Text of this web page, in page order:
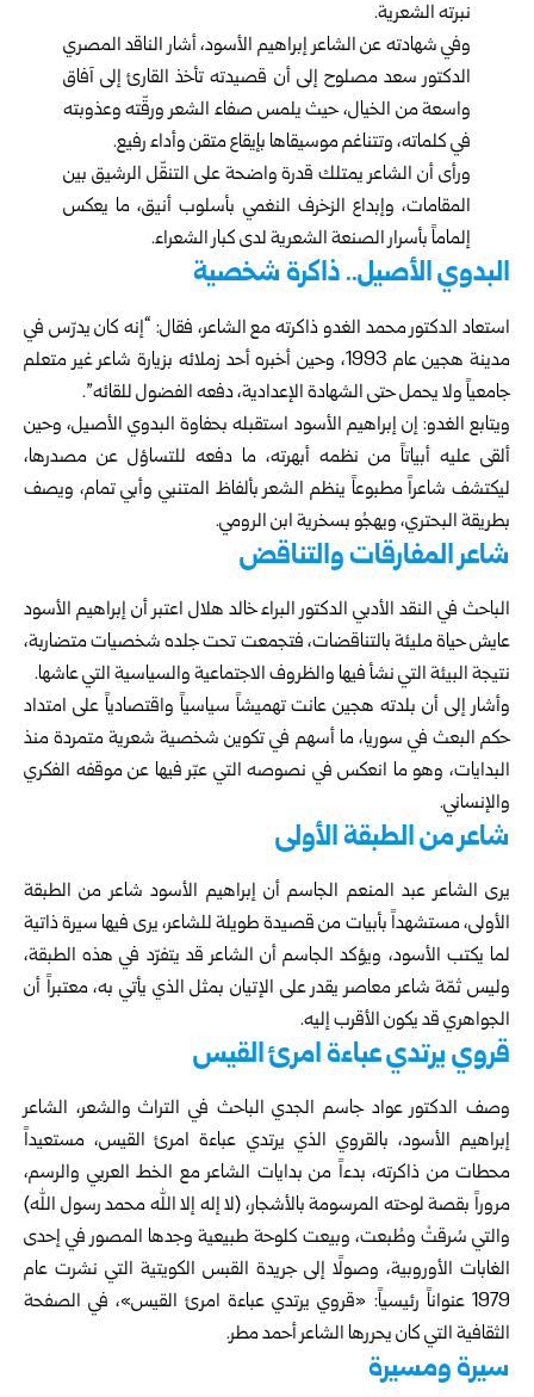
نبرته الشعرية.
وفي شهادته عن الشاعر إبراهيم الأسود، أشار الناقد المصري
الدكتور سعد مصلوح إلى أن قصيدته تأخذ القارئ إلى آفاق
واسعة من الخيال، حيث يلمس صفاء الشعر ورقّته وعذوبته
في كلماته، وتتناغم موسيقاها بإيقاع متقن وأداء رفيع.
ورأى أن الشاعر يمتلك قدرة واضحة على التنقّل الرشيق بين
المقامات، وإبداع الزخرف النغمي بأسلوب أنيق، ما يعكس
إلماماً بأسرار الصنعة الشعرية لدى كبار الشعراء.
البدوي الأصيل.. ذاكرة شخصية
استعاد الدكتور محمد الغدو ذاكرته مع الشاعر، فقال: “إنه كان يدرّس في
مدينة هجين عام 1993، وحين أخبره أحد زملائه بزيارة شاعر غير متعلم
جامعياً ولا يحمل حتى الشهادة الإعدادية، دفعه الفضول للقائه”.
ويتابع الغدو: إن إبراهيم الأسود استقبله بحفاوة البدوي الأصيل، وحين
ألقى عليه أبياتاً من نظمه أبهرته، ما دفعه للتساؤل عن مصدرها،
ليكتشف شاعراً مطبوعاً ينظم الشعر بألفاظ المتنبي وأبي تمام، ويصف
بطريقة البحتري، ويهجُو بسخرية ابن الرومي.
شاعر المفارقات والتناقض
الباحث في النقد الأدبي الدكتور البراء خالد هلال اعتبر أن إبراهيم الأسود
عايش حياة مليئة بالتناقضات، فتجمعت تحت جلده شخصيات متضاربة،
نتيجة البيئة التي نشأ فيها والظروف الاجتماعية والسياسية التي عاشها.
وأشار إلى أن بلدته هجين عانت تهميشاً سياسياً واقتصادياً على امتداد
حكم البعث في سوريا، ما أسهم في تكوين شخصية شعرية متمردة منذ
البدايات، وهو ما انعكس في نصوصه التي عبّر فيها عن موقفه الفكري
والإنساني.
شاعر من الطبقة الأولى
يرى الشاعر عبد المنعم الجاسم أن إبراهيم الأسود شاعر من الطبقة
الأولى، مستشهداً بأبيات من قصيدة طويلة للشاعر، يرى فيها سيرة ذاتية
لما يكتب الأسود، ويؤكد الجاسم أن الشاعر قد يتفرّد في هذه الطبقة،
وليس ثمّة شاعر معاصر يقدر على الإتيان بمثل الذي يأتي به، معتبراً أن
الجواهري قد يكون الأقرب إليه.
قروي يرتدي عباءة امرئ القيس
وصف الدكتور عواد جاسم الجدي الباحث في التراث والشعر، الشاعر
إبراهيم الأسود، بالقروي الذي يرتدي عباءة امرئ القيس، مستعيداً
محطات من ذاكرته، بدءاً من بدايات الشاعر مع الخط العربي والرسم،
مروراً بقصة لوحته المرسومة بالأشجار، (لا إله إلا الله محمد رسول الله)
والتي سُرقتْ وطُبعت، وبيعت كلوحة طبيعية وجدها المصور في إحدى
الغابات الأوروبية، وصولًا إلى جريدة القبس الكويتية التي نشرت عام
1979 عنواناً رئيسياً: «قروي يرتدي عباءة امرئ القيس»، في الصفحة
الثقافية التي كان يحررها الشاعر أحمد مطر.
سيرة ومسيرة